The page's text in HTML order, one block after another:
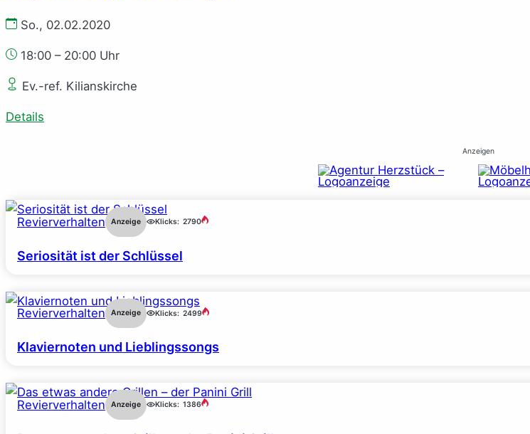
So., 02.02.2020
18:00 – 20:00 Uhr
Ev.-ref. Kilianskirche
Details
Anzeigen
Revierverhalten Anzeige Klicks: 2790
Seriosität ist der Schlüssel
Revierverhalten Anzeige Klicks: 2499
Klaviernoten und Lieblingssongs
Revierverhalten Anzeige Klicks: 1386